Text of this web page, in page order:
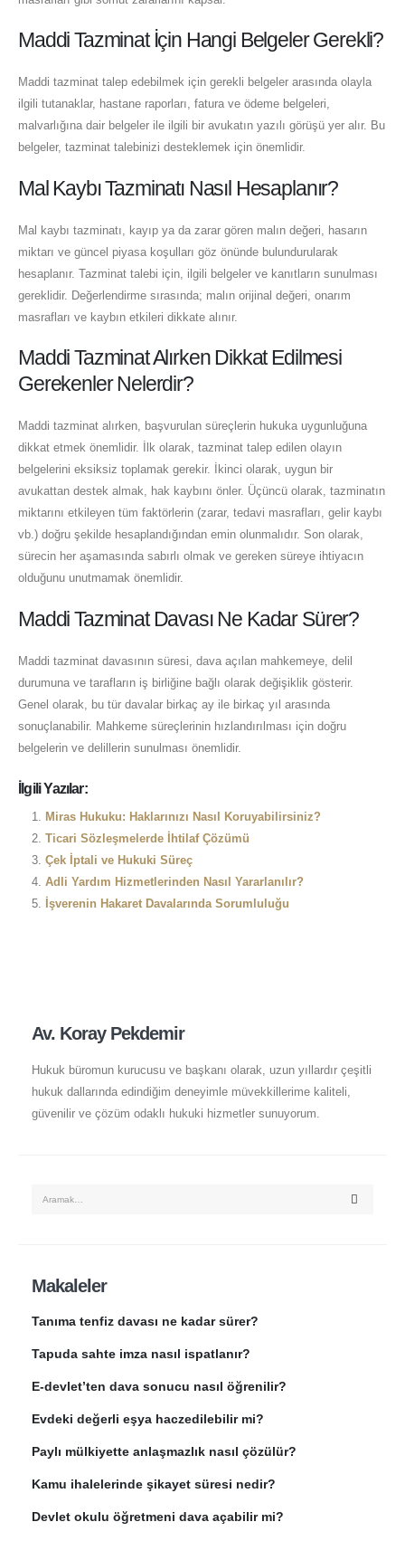
Maddi Tazminat İçin Hangi Belgeler Gerekli?
Maddi tazminat talep edebilmek için gerekli belgeler arasında olayla
ilgili tutanaklar, hastane raporları, fatura ve ödeme belgeleri,
malvarlığına dair belgeler ile ilgili bir avukatın yazılı görüşü yer alır. Bu
belgeler, tazminat talebinizi desteklemek için önemlidir.
Mal Kaybı Tazminatı Nasıl Hesaplanır?
Mal kaybı tazminatı, kayıp ya da zarar gören malın değeri, hasarın
miktarı ve güncel piyasa koşulları göz önünde bulundurularak
hesaplanır. Tazminat talebi için, ilgili belgeler ve kanıtların sunulması
gereklidir. Değerlendirme sırasında; malın orijinal değeri, onarım
masrafları ve kaybın etkileri dikkate alınır.
Maddi Tazminat Alırken Dikkat Edilmesi
Gerekenler Nelerdir?
Maddi tazminat alırken, başvurulan süreçlerin hukuka uygunluğuna
dikkat etmek önemlidir. İlk olarak, tazminat talep edilen olayın
belgelerini eksiksiz toplamak gerekir. İkinci olarak, uygun bir
avukattan destek almak, hak kaybını önler. Üçüncü olarak, tazminatın
miktarını etkileyen tüm faktörlerin (zarar, tedavi masrafları, gelir kaybı
vb.) doğru şekilde hesaplandığından emin olunmalıdır. Son olarak,
sürecin her aşamasında sabırlı olmak ve gereken süreye ihtiyacın
olduğunu unutmamak önemlidir.
Maddi Tazminat Davası Ne Kadar Sürer?
Maddi tazminat davasının süresi, dava açılan mahkemeye, delil
durumuna ve tarafların iş birliğine bağlı olarak değişiklik gösterir.
Genel olarak, bu tür davalar birkaç ay ile birkaç yıl arasında
sonuçlanabilir. Mahkeme süreçlerinin hızlandırılması için doğru
belgelerin ve delillerin sunulması önemlidir.
İlgili Yazılar:
Miras Hukuku: Haklarınızı Nasıl Koruyabilirsiniz?
Ticari Sözleşmelerde İhtilaf Çözümü
Çek İptali ve Hukuki Süreç
Adli Yardım Hizmetlerinden Nasıl Yararlanılır?
İşverenin Hakaret Davalarında Sorumluluğu
Av. Koray Pekdemir
Hukuk büromun kurucusu ve başkanı olarak, uzun yıllardır çeşitli
hukuk dallarında edindiğim deneyimle müvekkillerime kaliteli,
güvenilir ve çözüm odaklı hukuki hizmetler sunuyorum.
Makaleler
Tanıma tenfiz davası ne kadar sürer?
Tapuda sahte imza nasıl ispatlanır?
E-devlet’ten dava sonucu nasıl öğrenilir?
Evdeki değerli eşya haczedilebilir mi?
Paylı mülkiyette anlaşmazlık nasıl çözülür?
Kamu ihalelerinde şikayet süresi nedir?
Devlet okulu öğretmeni dava açabilir mi?